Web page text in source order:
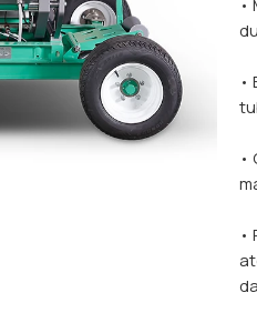
•
•
•